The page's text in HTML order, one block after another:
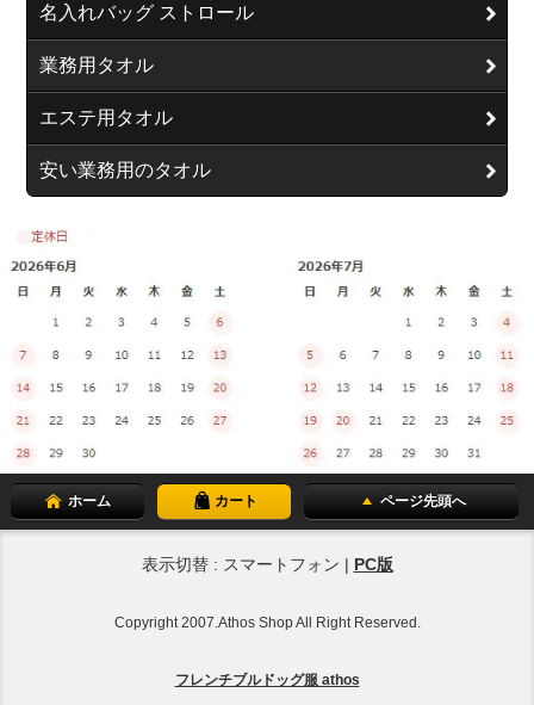
名入れバッグ ストロール
業務用タオル
エステ用タオル
安い業務用のタオル
ホーム カート ページ先頭へ
表示切替 : スマートフォン | PC版
Copyright 2007.Athos Shop All Right Reserved.
フレンチブルドッグ服 athos